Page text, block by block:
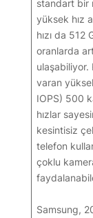
standart bir
yüksek hız
hızı da 512
oranlarda
ulaşabiliyor.
varan
IOPS) 500
hızlar
kesintisiz
telefon
çoklu
Samsung,